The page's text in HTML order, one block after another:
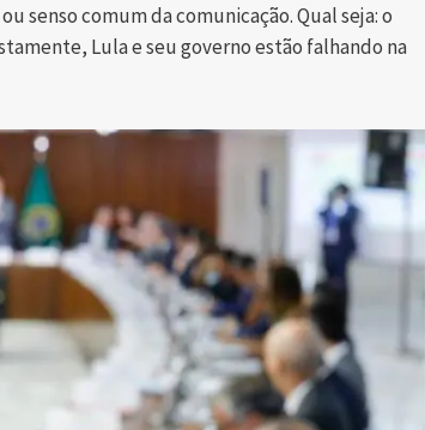
senso comum da comunicação. Qual seja: o
Lula e seu governo estão falhando na